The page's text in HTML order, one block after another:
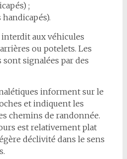
;
interdit aux véhicules
ou potelets. Les
sont signalées par des
informent sur le
et indiquent les
chemins de randonnée.
est relativement plat
déclivité dans le sens